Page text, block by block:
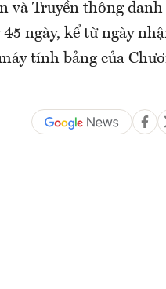
Truyền thông danh
ngày, kể từ ngày
tính bảng của